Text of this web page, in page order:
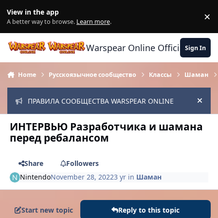
View in the app
A better way to browse. Learn more. ×
Warspear Online Official Forum
Sign In
Home Русскоязычное сообщество Классы Шаман
ПРАВИЛА СООБЩЕСТВА WARSPEAR ONLINE Hide
ИНТЕРВЬЮ Разработчика и шамана
перед ребалансом
Share
Followers
NintendoNovember 28, 20223 yr in Шаман
Start new topic Reply to this topic